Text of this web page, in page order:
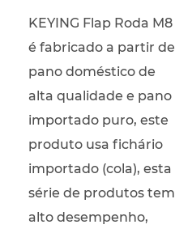
KEYING Flap Roda M8
é fabricado a partir de
pano doméstico de
alta qualidade e pano
importado puro, este
produto usa fichário
importado (cola), esta
série de produtos tem
alto desempenho,